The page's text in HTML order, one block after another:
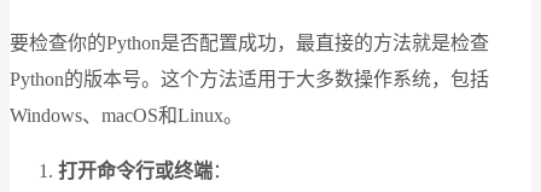
要检查你的Python是否配置成功，最直接的方法就是检查
Python的版本号。这个方法适用于大多数操作系统，包括
Windows、macOS和Linux。
打开命令行或终端：